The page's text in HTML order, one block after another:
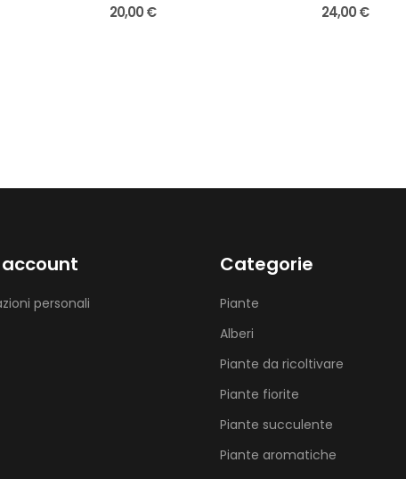
20,00 € 24,00 €
personali
Categorie
Piante
Alberi
Piante da ricoltivare
Piante fiorite
Piante succulente
Piante aromatiche